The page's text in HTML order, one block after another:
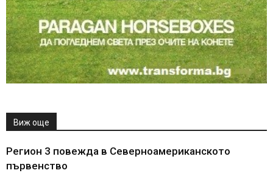
Виж още
Регион 3 повежда в Северноамериканското
първенство